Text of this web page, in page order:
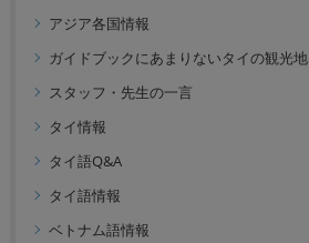
アジア各国情報
ガイドブックにあまりないタイの観光地
スタッフ・先生の一言
タイ情報
タイ語Q&A
タイ語情報
ベトナム語情報